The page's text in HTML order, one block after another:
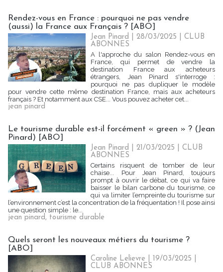
Rendez-vous en France : pourquoi ne pas vendre
(aussi) la France aux Français ? [ABO]
Jean Pinard | 28/03/2025 |CLUB
ABONNES
A l'approche du salon Rendez-vous en
France, qui permet de vendre la
destination France aux acheteurs
étrangers, Jean Pinard s'interroge :
pourquoi ne pas dupliquer le modèle
pour vendre cette même destination France, mais aux acheteurs
français ? Et notamment aux CSE... Vous pouvez acheter cet...
jean pinard
Le tourisme durable est-il forcément « green » ? (Jean
Pinard) [ABO]
Jean Pinard | 21/03/2025 |CLUB
ABONNES
Certains risquent de tomber de leur
chaise... Pour Jean Pinard, toujours
prompt à ouvrir le débat, ce qui va faire
baisser le bilan carbone du tourisme, ce
qui va limiter l’empreinte du tourisme sur
l’environnement c’est la concentration de la fréquentation ! Il pose ainsi
une question simple : le...
jean pinard, tourisme durable
Quels seront les nouveaux métiers du tourisme ?
[ABO]
Caroline Lelievre | 19/03/2025
CLUB ABONNES